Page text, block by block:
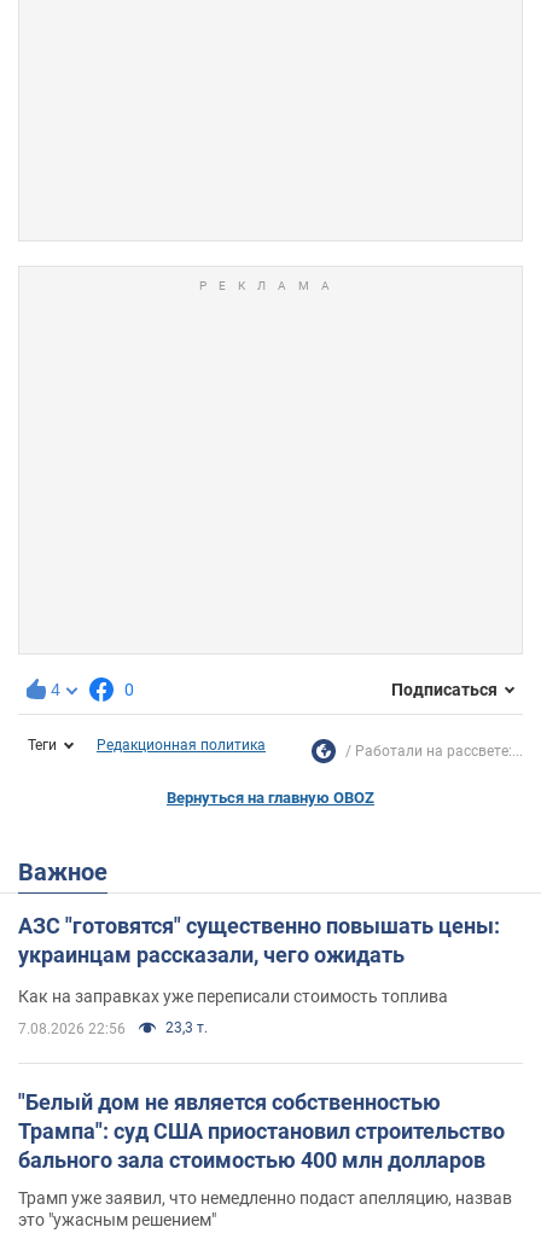
4 0 Подписаться
Теги Редакционная политика Работали на рассвете:...
Вернуться на главную OBOZ
Важное
АЗС "готовятся" существенно повышать цены:
украинцам рассказали, чего ожидать
Как на заправках уже переписали стоимость топлива
7.08.2026 22:56 23,3 т.
"Белый дом не является собственностью
Трампа": суд США приостановил строительство
бального зала стоимостью 400 млн долларов
Трамп уже заявил, что немедленно подаст апелляцию, назвав
это "ужасным решением"